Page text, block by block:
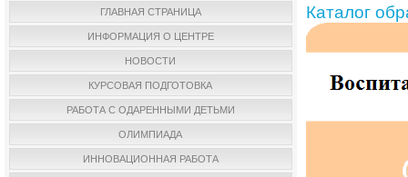
ГЛАВНАЯ СТРАНИЦА
ИНФОРМАЦИЯ О ЦЕНТРЕ
НОВОСТИ
КУРСОВАЯ ПОДГОТОВКА
РАБОТА С ОДАРЕННЫМИ ДЕТЬМИ
ОЛИМПИАДА
ИННОВАЦИОННАЯ РАБОТА
Каталог